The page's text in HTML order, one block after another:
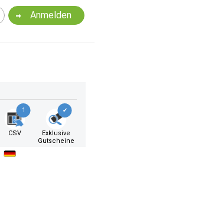
Anmelden
1
CSV
✔
Exklusive
Gutscheine